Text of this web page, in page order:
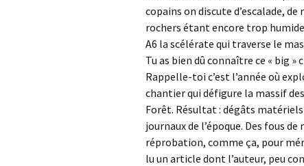
copains on discute d’escalade,
rochers étant encore trop
A6 la scélérate qui traverse le
Tu as bien dû connaître ce « big »
Rappelle-toi c’est l’année où
chantier qui défigure la massif
Forêt. Résultat : dégâts
journaux de l’époque. Des fous
réprobation, comme ça, pour
lu un article dont l’auteur, peu